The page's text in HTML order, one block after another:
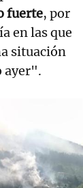
fuerte, por
en las que
situación
ayer".